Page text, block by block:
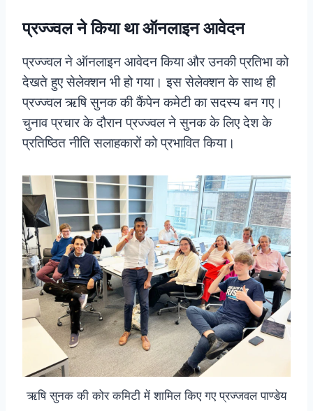
प्रज्ज्वल ने किया था ऑनलाइन आवेदन
प्रज्ज्वल ने ऑनलाइन आवेदन किया और उनकी प्रतिभा को
देखते हुए सेलेक्शन भी हो गया। इस सेलेक्शन के साथ ही
प्रज्ज्वल ऋषि सुनक की कैंपेन कमेटी का सदस्य बन गए।
चुनाव प्रचार के दौरान प्रज्ज्वल ने सुनक के लिए देश के
प्रतिष्ठित नीति सलाहकारों को प्रभावित किया।
ऋषि सुनक की कोर कमिटी में शामिल किए गए प्रज्जवल पाण्डेय